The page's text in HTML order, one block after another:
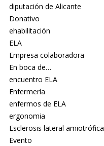
diputación de Alicante
Donativo
ehabilitación
ELA
Empresa colaboradora
En boca de…
encuentro ELA
Enfermería
enfermos de ELA
ergonomia
Esclerosis lateral amiotrófica
Evento